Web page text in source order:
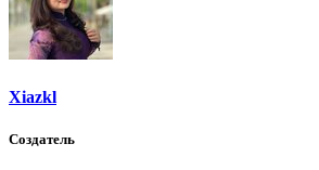
Xiazkl
Создатель